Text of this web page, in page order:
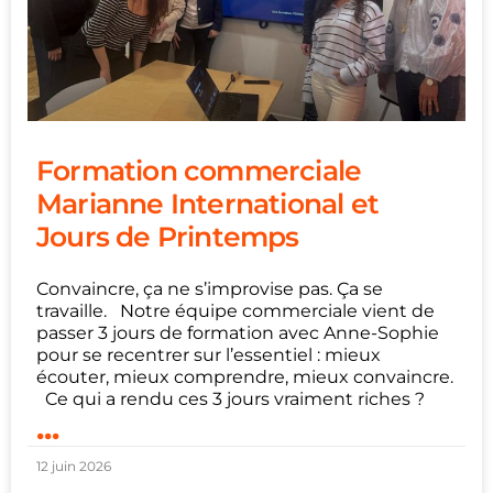
Formation commerciale
Marianne International et
Jours de Printemps
Convaincre, ça ne s’improvise pas. Ça se
travaille. Notre équipe commerciale vient de
passer 3 jours de formation avec Anne-Sophie
pour se recentrer sur l’essentiel : mieux
écouter, mieux comprendre, mieux convaincre.
Ce qui a rendu ces 3 jours vraiment riches ?
...
12 juin 2026